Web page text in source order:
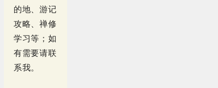
的地、游记
攻略、禅修
学习等；如
有需要请联
系我。